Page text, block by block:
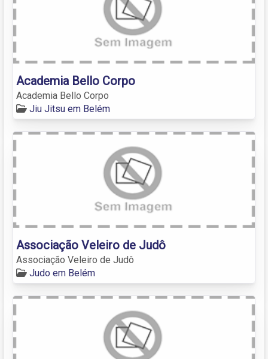
Academia Bello Corpo
Academia Bello Corpo
Jiu Jitsu em Belém
Associação Veleiro de Judô
Associação Veleiro de Judô
Judo em Belém